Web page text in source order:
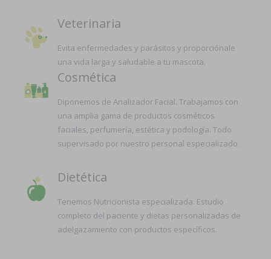
Veterinaria
Evita enfermedades y parásitos y proporciónale
una vida larga y saludable a tu mascota.
Cosmética
Diponemos de Analizador Facial. Trabajamos con
una amplia gama de productos cosméticos
faciales, perfumería, estética y podología. Todo
supervisado por nuestro personal especializado.
Dietética
Tenemos Nutricionista especializada. Estudio
completo del paciente y dietas personalizadas de
adelgazamiento con productos específicos.